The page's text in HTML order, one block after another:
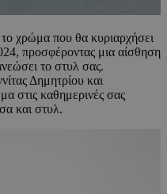
χρώμα που θα κυριαρχήσει
προσφέροντας μια αίσθηση
το στυλ σας.
Δημητρίου και
στις καθημερινές σας
και στυλ.